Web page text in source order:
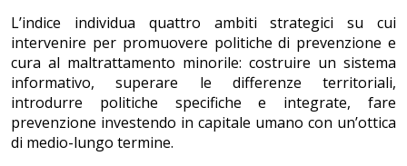
L’indice individua quattro ambiti strategici su cui
intervenire per promuovere politiche di prevenzione e
cura al maltrattamento minorile: costruire un sistema
informativo, superare le differenze territoriali,
introdurre politiche specifiche e integrate, fare
prevenzione investendo in capitale umano con un’ottica
di medio-lungo termine.